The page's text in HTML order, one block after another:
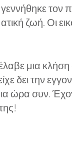
τον
ζωή. Οι
μια κλήση
δει την
ώρα συν.